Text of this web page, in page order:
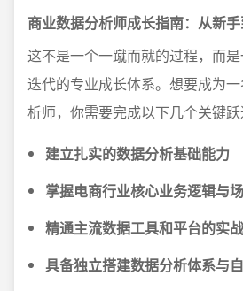
商业数据分析师成长指南：从新
这不是一个一蹴而就的过程，而
迭代的专业成长体系。想要成为
析师，你需要完成以下几个关键跃
建立扎实的数据分析基础能力
掌握电商行业核心业务逻辑与
精通主流数据工具和平台的实
具备独立搭建数据分析体系与